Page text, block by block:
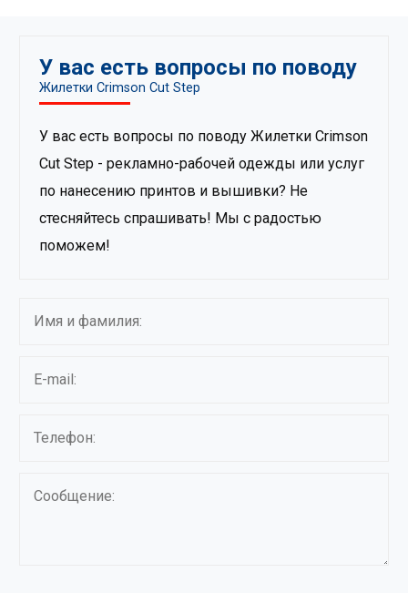
У вас есть вопросы по поводу
Жилетки Crimson Cut Step
У вас есть вопросы по поводу Жилетки Crimson
Cut Step - рекламно-рабочей одежды или услуг
по нанесению принтов и вышивки? Не
стесняйтесь спрашивать! Мы с радостью
поможем!